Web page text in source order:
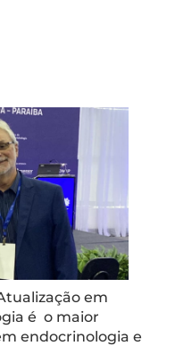
em
é o maior
endocrinologia e